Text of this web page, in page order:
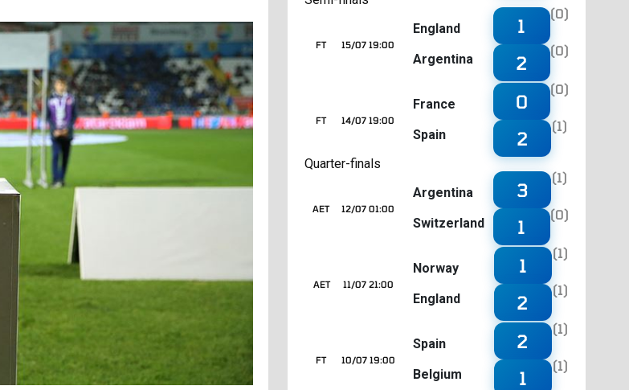
15/07 19:00
FT
England
Argentina
1
(0)
2
(0)
14/07 19:00
FT
France
Spain
0
(0)
2
(1)
Quarter-finals
12/07 01:00
AET
Argentina
Switzerland
3
(1)
1
(0)
11/07 21:00
AET
Norway
England
1
(1)
2
(1)
10/07 19:00
FT
Spain
Belgium
2
(1)
1
(1)